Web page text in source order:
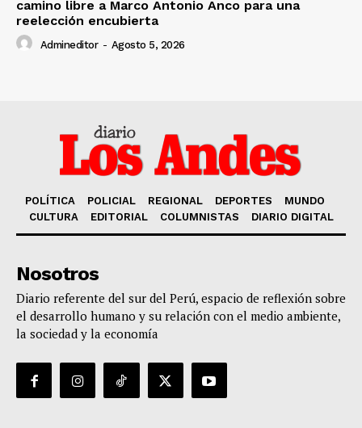
camino libre a Marco Antonio Anco para una
reelección encubierta
Admineditor - Agosto 5, 2026
POLÍTICA POLICIAL REGIONAL DEPORTES
MUNDO
CULTURA
EDITORIAL COLUMNISTAS DIARIO DIGITAL
Nosotros
Diario referente del sur del Perú, espacio de reflexión sobre
el desarrollo humano y su relación con el medio ambiente,
la sociedad y la economía